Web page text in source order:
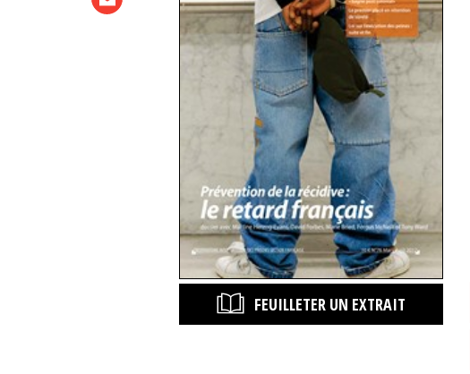
FEUILLETER UN EXTRAIT